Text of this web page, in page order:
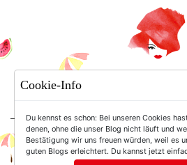
For Women.
Cookie-Info
Du kennst es schon: Bei unseren Cookies
denen, ohne die unser Blog nicht läuft und
Bestätigung wir uns freuen würden, weil es
guten Blogs erleichtert. Du kannst jetzt